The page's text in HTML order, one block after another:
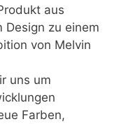
aus
zu einem
von Melvin
uns um
Farben,